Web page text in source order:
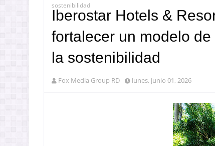
sostenibilidad
Iberostar Hotels &
fortalecer un modelo
la sostenibilidad
Fox Media Group RD lunes, junio 01, 2026